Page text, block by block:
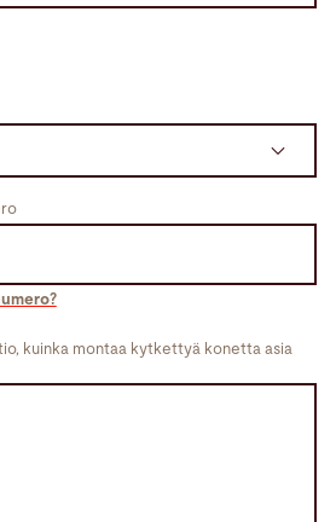
kuinka montaa kytkettyä konetta asia